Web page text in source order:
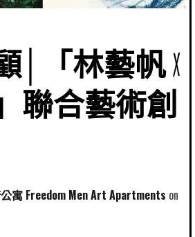
│「林藝帆 X
聯合藝術創
寓 Freedom Men Art Apartments